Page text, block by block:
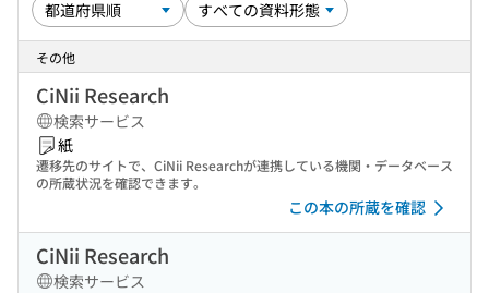
その他
CiNii Research
検索サービス
紙
遷移先のサイトで、CiNii Researchが連携している機関・データベース
の所蔵状況を確認できます。
この本の所蔵を確認
CiNii Research
検索サービス